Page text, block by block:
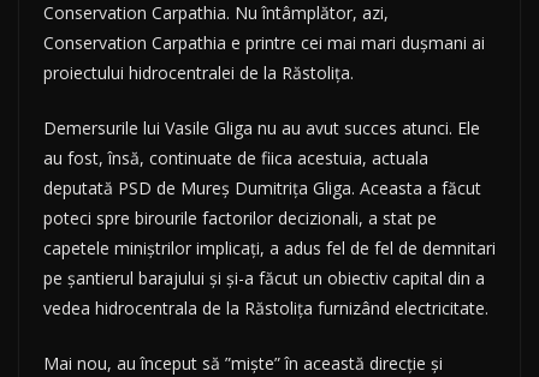
Conservation Carpathia. Nu întâmplător, azi,
Conservation Carpathia e printre cei mai mari dușmani ai
proiectului hidrocentralei de la Răstolița.
Demersurile lui Vasile Gliga nu au avut succes atunci. Ele
au fost, însă, continuate de fiica acestuia, actuala
deputată PSD de Mureș Dumitrița Gliga. Aceasta a făcut
poteci spre birourile factorilor decizionali, a stat pe
capetele miniștrilor implicați, a adus fel de fel de demnitari
pe șantierul barajului și și-a făcut un obiectiv capital din a
vedea hidrocentrala de la Răstolița furnizând electricitate.
Mai nou, au început să ”miște” în această direcție și